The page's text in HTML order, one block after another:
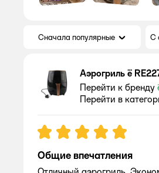
Сначала популярные С
Аэрогриль ё
Перейти к бренду
Перейти в
Рейтинг:5
Общие впечатления